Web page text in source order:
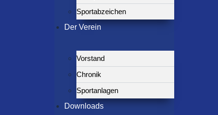
Sportabzeichen
Der Verein
Vorstand
Chronik
Sportanlagen
Downloads